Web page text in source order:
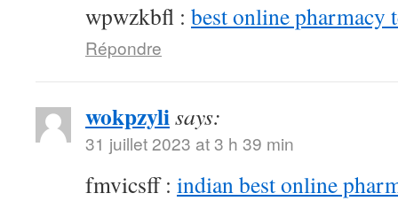
wpwzkbfl : best online pharmacy
Répondre
wokpzylisays:
31 juillet 2023 at 3 h 39 min
fmvicsff : indian best online